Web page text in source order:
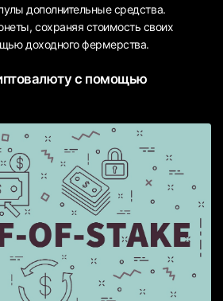
дополнительные средства.
сохраняя стоимость своих
доходного фермерства.
с помощью